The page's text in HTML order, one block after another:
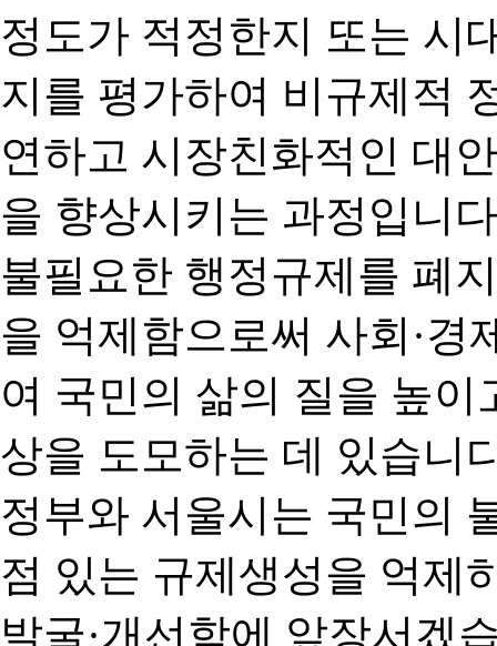
정도가 적정한지 또는 시
지를 평가하여 비규제적
연하고 시장친화적인 대
을 향상시키는 과정입니
불필요한 행정규제를 폐
을 억제함으로써 사회·경
여 국민의 삶의 질을 높
상을 도모하는 데 있습니
정부와 서울시는 국민의
점 있는 규제생성을 억제
발굴·개선함에 앞장서겠